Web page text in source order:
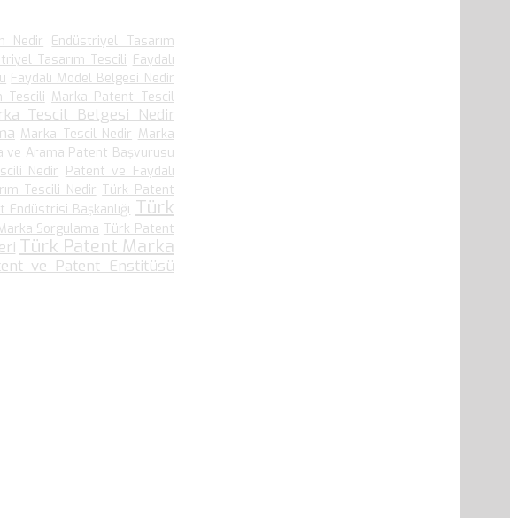
Nedir Endüstriyel Tasarım
Tasarım Tescili Faydalı
Faydalı Model Belgesi Nedir
Tescili Marka Patent Tescil
Tescil Belgesi Nedir
Marka Tescil Nedir Marka
ve Arama Patent Başvurusu
Nedir Patent ve Faydalı
Tescili Nedir Türk Patent
Endüstrisi Başkanlığı Türk
Sorgulama Türk Patent
Türk Patent Marka
ve Patent Enstitüsü